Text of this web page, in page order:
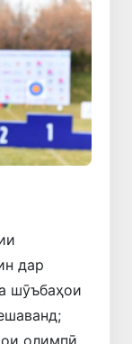
дар
шӯъбаҳои
олимпӣ